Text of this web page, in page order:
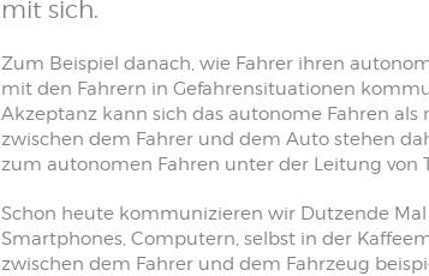
mit sich.
Zum Beispiel danach, wie Fahrer ihren
mit den Fahrern in Gefahrensituationen
Akzeptanz kann sich das autonome Fahren
zwischen dem Fahrer und dem Auto stehen
zum autonomen Fahren unter der Leitung von
Schon heute kommunizieren wir Dutzende
Smartphones, Computern, selbst in der
zwischen dem Fahrer und dem Fahrzeug